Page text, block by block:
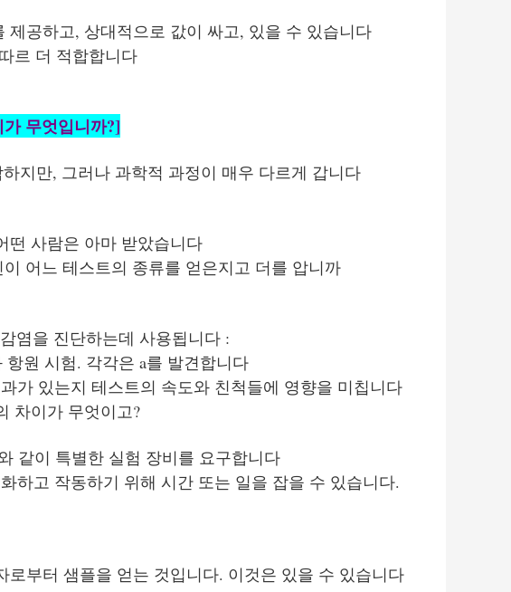
공하고, 상대적으로 값이 싸고, 있을 수 있습니다
르 더 적합합니다
무엇입니까?]
지만, 그러나 과학적 과정이 매우 다르게 갑니다
떤 사람은 아마 받았습니다
어느 테스트의 종류를 얻은지고 더를 압니까
염을 진단하는데 사용됩니다 :
원 시험. 각각은 a를 발견합니다
가 있는지 테스트의 속도와 친척들에 영향을 미칩니다
차이가 무엇이고?
같이 특별한 실험 장비를 요구합니다
하고 작동하기 위해 시간 또는 일을 잡을 수 있습니다.
부터 샘플을 얻는 것입니다. 이것은 있을 수 있습니다